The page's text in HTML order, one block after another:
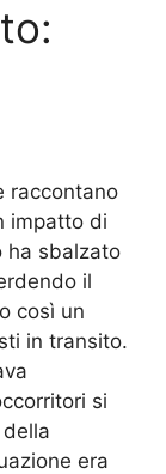
raccontano
impatto di
ha sbalzato
il
così un
in transito.
si
era